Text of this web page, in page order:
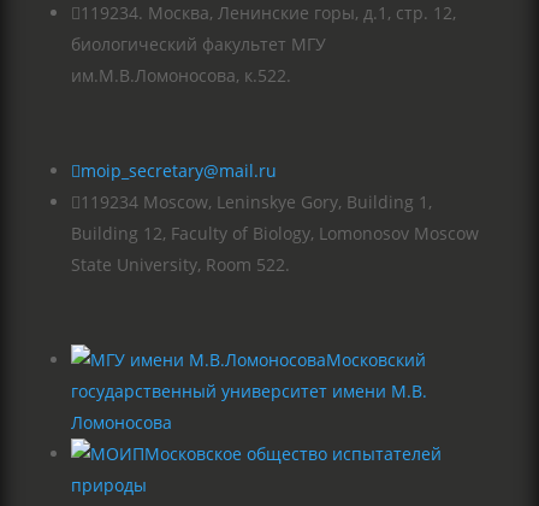
119234. Москва, Ленинские горы, д.1, стр. 12,
биологический факультет МГУ
им.М.В.Ломоносова, к.522.
moip_secretary@mail.ru
119234 Moscow, Leninskye Gory, Building 1,
Building 12, Faculty of Biology, Lomonosov Moscow
State University, Room 522.
Московский
государственный университет имени М.В.
Ломоносова
Московское общество испытателей
природы